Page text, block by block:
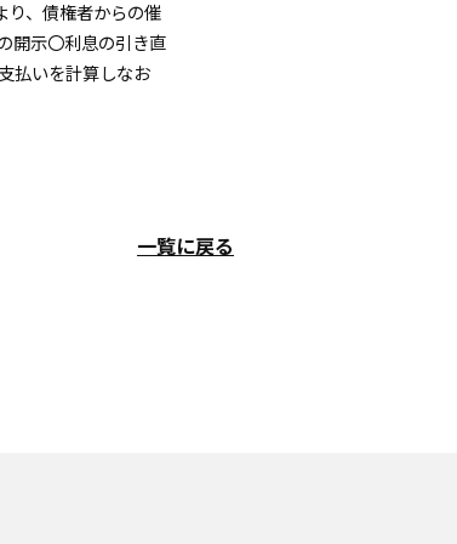
り、債権者からの催
開示〇利息の引き直
払いを計算しなお
一覧に戻る